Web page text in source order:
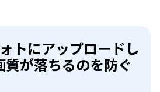
トにアップロードし
質が落ちるのを防ぐ